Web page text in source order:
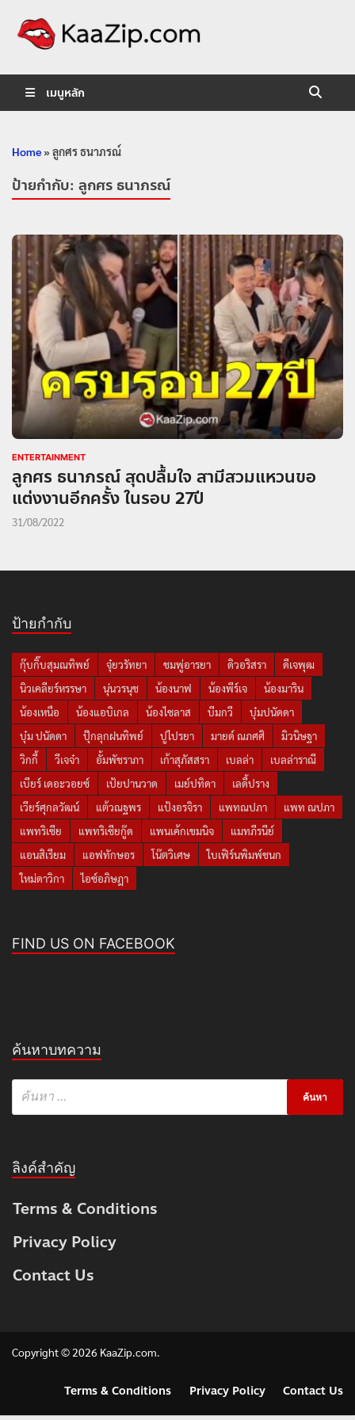
เมนูหลัก
Home»ลูกศร ธนาภรณ์
ป้ายกำกับ: ลูกศร ธนาภรณ์
ENTERTAINMENT
ลูกศร ธนาภรณ์ สุดปลื้มใจ สามีสวมแหวนขอ
แต่งงานอีกครั้ง ในรอบ 27ปี
31/08/2022
ป้ายกำกับ
กุ๊บกิ๊บสุมณทิพย์ จุ๋ยวรัทยา ชมพู่อารยา ดิวอริสรา
ดีเจพุฒ
นิวเคลียร์หรรษา
นุ่นวรนุช น้องนาฟ น้องพีร์เจ
น้องมาริน
น้องเหนือ
น้องแอบิเกล น้องไซลาส บีมกวี
บุ๋มปนัดดา
บุ๋ม ปนัดดา
ปุ๊กลุกฝนทิพย์ ปูไปรยา มายด์ ณภศศิ
มิวนิษฐา
วิกกี้
วีเจจ๋า อั้มพัชราภา เก้าสุภัสสรา เบลล่า
เบลล่าราณี
เบียร์ เดอะวอยซ์
เป้ยปานวาด เมย์ปทิดา
เลดี้ปราง
เวียร์ศุกลวัฒน์
แต้วณฐพร แป้งอรจิรา แพทณปภา
แพท ณปภา
แพทริเซีย
แพทริเซียกู๊ด แพนเค้กเขมนิจ
แมทภีรนีย์
แอนสิเรียม
แอฟทักษอร โน๊ตวิเศษ
ใบเฟิร์นพิมพ์ชนก
ใหม่ดาวิกา
ไอซ์อภิษฎา
FIND US ON FACEBOOK
ค้นหาบทความ
ลิงค์สำคัญ
Terms & Conditions
Privacy Policy
Contact Us
Copyright © 2026 KaaZip.com.
Terms & Conditions Privacy Policy Contact Us